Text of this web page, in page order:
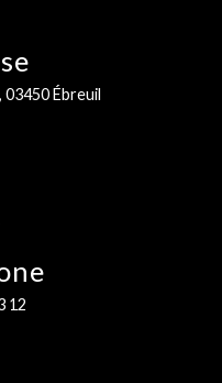
03450 Ébreuil
12